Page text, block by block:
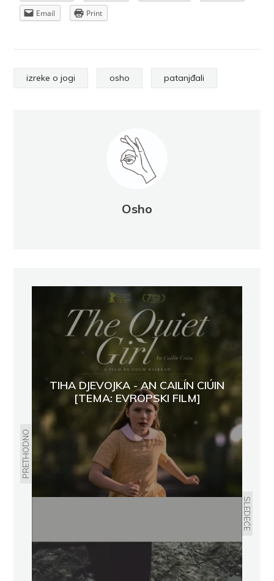
Email
Print
izreke o jogi osho patanjđali
Osho
PRETHODNO
TIHA DJEVOJKA - AN CAILÍN CIÚIN
[TEMA: EVROPSKI FILM]
SLEDEĆE